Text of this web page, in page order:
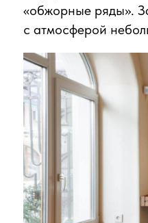
«обжорные ряды».
с атмосферой